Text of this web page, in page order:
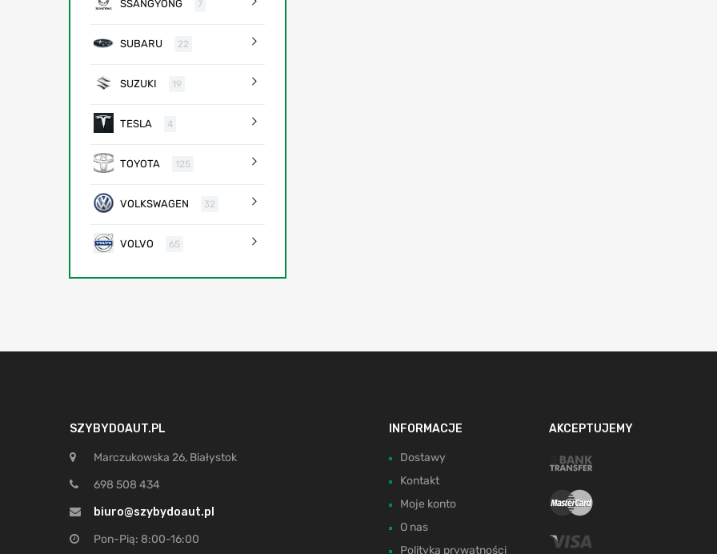
SSANGYONG 7
SUBARU 22
SUZUKI 19
TESLA 4
TOYOTA 125
VOLKSWAGEN 32
VOLVO 65
SZYBYDOAUT.PL
Marczukowska 26, Białystok
698 508 434
biuro@szybydoaut.pl
Pon-Pią: 8:00-16:00
INFORMACJE
Dostawy
Kontakt
Moje konto
O nas
Polityka prywatności
AKCEPTUJEMY